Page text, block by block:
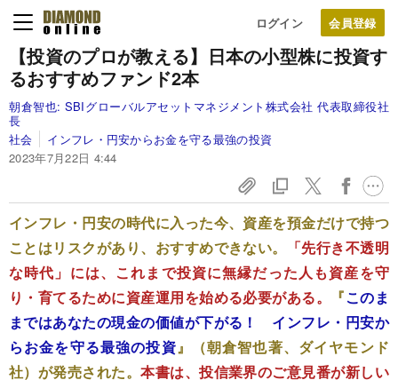
ログイン
【投資のプロが教える】日本の小型株に投資す
るおすすめファンド2本
朝倉智也: SBIグローバルアセットマネジメント株式会社 代表取締役社
長
社会
インフレ・円安からお金を守る最強の投資
2023年7月22日 4:44
インフレ・円安の時代に入った今、資産を預金だけで持つ
ことはリスクがあり、おすすめできない。
「先行き不透明
な時代」には、これまで投資に無縁だった人も資産を守
り・育てるために資産運用を始める必要がある。
『このま
まではあなたの現金の価値が下がる！ インフレ・円安か
らお金を守る最強の投資』（朝倉智也著、ダイヤモンド
社）が発売された。本書は、投信業界のご意見番が新しい